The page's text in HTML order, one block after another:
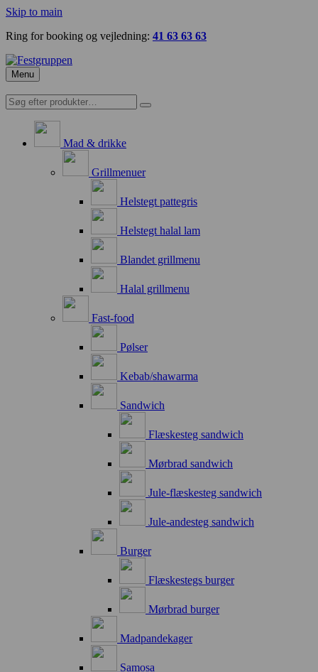
Skip to main
Ring for booking og vejledning: 41 63 63 63
Menu
Mad & drikke
Grillmenuer
Helstegt pattegris
Helstegt halal lam
Blandet grillmenu
Halal grillmenu
Fast-food
Pølser
Kebab/shawarma
Sandwich
Flæskesteg sandwich
Mørbrad sandwich
Jule-flæskesteg sandwich
Jule-andesteg sandwich
Burger
Flæskestegs burger
Mørbrad burger
Madpandekager
Samosa